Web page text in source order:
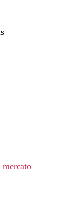
mercato